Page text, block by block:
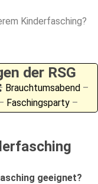
Kinderfasching?
der RSG
Brauchtumsabend –
Faschingsparty –
geeignet?